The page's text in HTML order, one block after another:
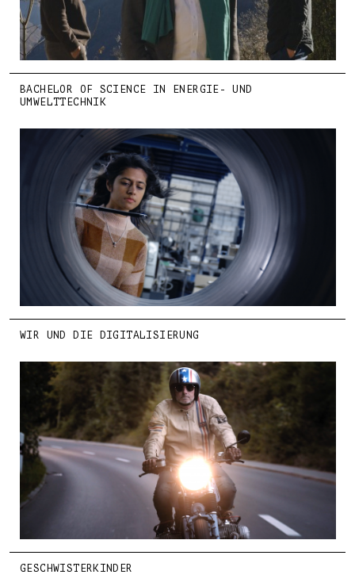
BACHELOR OF SCIENCE IN ENERGIE- UND
UMWELTTECHNIK
WIR UND DIE DIGITALISIERUNG
GESCHWISTERKINDER